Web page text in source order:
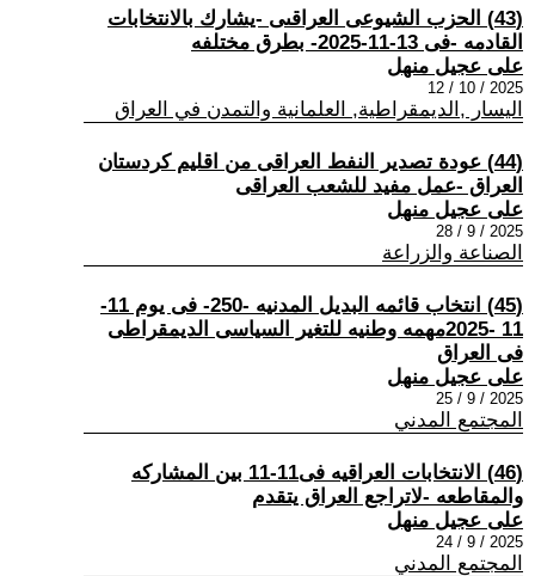
(43) الحزب الشيوعى العراقىى -يشارك بالانتخابات
القادمه -فى 13-11-2025- بطرق مختلفه
على عجيل منهل
2025 / 10 / 12
اليسار ,الديمقراطية, العلمانية والتمدن في العراق
(44) عودة تصدير النفط العراقى من اقليم كردستان
العراق -عمل مفيد للشعب العراقى
على عجيل منهل
2025 / 9 / 28
الصناعة والزراعة
(45) انتخاب قائمه البديل المدنيه -250- فى يوم 11-
11 -2025مهمه وطنيه للتغير السياسى الديمقراطى
فى العراق
على عجيل منهل
2025 / 9 / 25
المجتمع المدني
(46) الانتخابات العراقيه فى11-11 بين المشاركه
والمقاطعه -لاتراجع العراق يتقدم
على عجيل منهل
2025 / 9 / 24
المجتمع المدني